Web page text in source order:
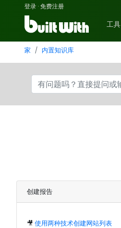
登录 ·免费注册
工具
家 内置知识库
创建报告
🎥 使用两种技术创建网站列表